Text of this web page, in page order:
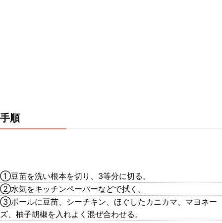
手順
➀豆苗を洗い根本を切り、3等分に切る。
➁水気をキッチンペーパーなどで拭く。
➂ボールに豆苗、シーチキン、ほぐしたカニカマ、マヨネー
ズ、柚子胡椒を入れよく混ぜ合わせる。